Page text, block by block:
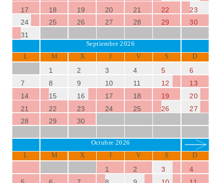
17
18 19 20 21 22
23
24
25 26 27 28 29
30
31
Septiembre 2026
L M X J V S D
1 2 3 4 5
6
7
8 9 10 11 12
13
14
15 16 17 18 19
20
21
22 23 24 25 26
27
28
29 30
Octubre 2026
L M X J V S D
1 2 3
4